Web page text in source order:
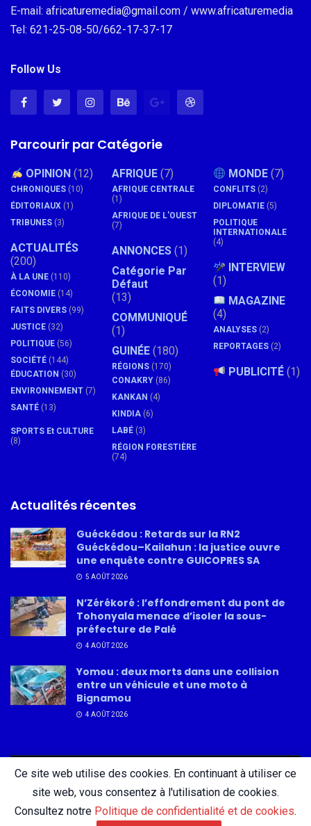
E-mail: africaturemedia@gmail.com / www.africaturemedia
Tel: 621-25-08-50/662-17-37-17
Follow Us
Parcourir par Catégorie
OPINION (12)
CHRONIQUES (10)
ÉDITORIAUX (1)
TRIBUNES (3)
ACTUALITÉS
(200)
À LA UNE (110)
ÉCONOMIE (14)
FAITS DIVERS (99)
JUSTICE (32)
POLITIQUE (56)
SOCIÉTÉ (144)
ÉDUCATION (30)
ENVIRONNEMENT (7)
SANTÉ (13)
SPORTS Et CULTURE
(8)
AFRIQUE (7)
AFRIQUE CENTRALE
(1)
AFRIQUE DE L'OUEST
(7)
ANNONCES (1)
Catégorie Par
Défaut
(13)
COMMUNIQUÉ
(1)
GUINÉE (180)
RÉGIONS (170)
CONAKRY (86)
KANKAN (4)
KINDIA (6)
LABÉ (3)
RÉGION FORESTIÈRE
(74)
MONDE (7)
CONFLITS (2)
DIPLOMATIE (5)
POLITIQUE
INTERNATIONALE
(4)
INTERVIEW
(1)
MAGAZINE
(4)
ANALYSES (2)
REPORTAGES (2)
PUBLICITÉ (1)
Actualités récentes
Guéckédou : Retards sur la RN2
Guéckédou–Kailahun : la justice ouvre
une enquête contre GUICOPRES SA
5 AOÛT 2026
N’Zérékoré : l’effondrement du pont de
Tohonyala menace d’isoler la sous-
préfecture de Palé
4 AOÛT 2026
Yomou : deux morts dans une collision
entre un véhicule et une moto à
Bignamou
4 AOÛT 2026
Advertise Privacy & Policy Contact
Ce site web utilise des cookies. En continuant à utiliser ce
site web, vous consentez à l'utilisation de cookies.
Consultez notre Politique de confidentialité et de cookies.